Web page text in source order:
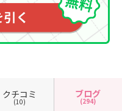
クチコミ
(10)
ブログ
(294)